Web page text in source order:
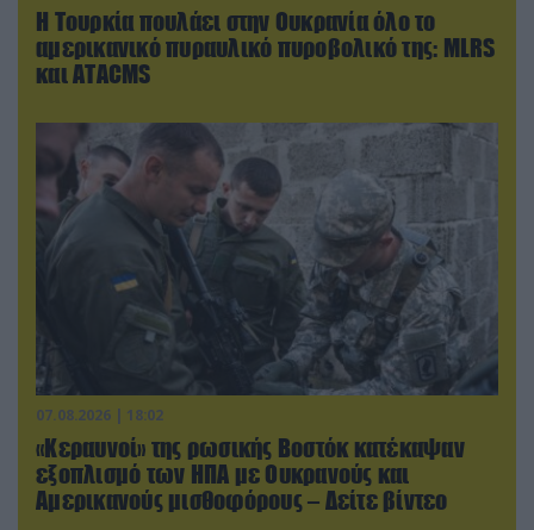
Η Τουρκία πουλάει στην Ουκρανία όλο το
αμερικανικό πυραυλικό πυροβολικό της: MLRS
και ΑΤΑCMS
07.08.2026 | 18:02
«Κεραυνοί» της ρωσικής Βοστόκ κατέκαψαν
εξοπλισμό των ΗΠΑ με Ουκρανούς και
Αμερικανούς μισθοφόρους – Δείτε βίντεο